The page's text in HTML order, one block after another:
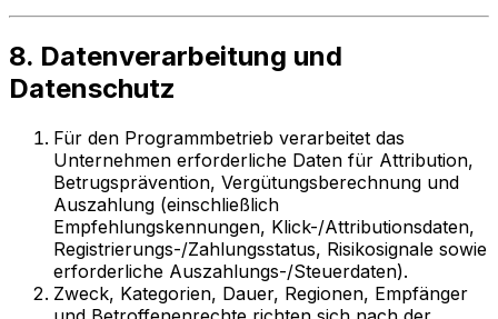
8. Datenverarbeitung und
Datenschutz
Für den Programmbetrieb verarbeitet das
Unternehmen erforderliche Daten für Attribution,
Betrugsprävention, Vergütungsberechnung und
Auszahlung (einschließlich
Empfehlungskennungen, Klick-/Attributionsdaten,
Registrierungs-/Zahlungsstatus, Risikosignale sowie
erforderliche Auszahlungs-/Steuerdaten).
Zweck, Kategorien, Dauer, Regionen, Empfänger